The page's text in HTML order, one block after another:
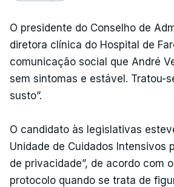
O presidente do Conselho de
diretora clínica do Hospital de
comunicação social que André
sem sintomas e estável. Tratou-
susto”.
O candidato às legislativas
Unidade de Cuidados Intensivos
de privacidade”, de acordo com
protocolo quando se trata de